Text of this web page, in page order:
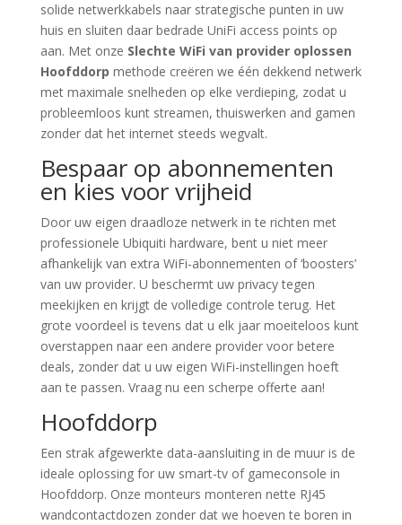
solide netwerkkabels naar strategische punten in uw
huis en sluiten daar bedrade UniFi access points op
aan. Met onze Slechte WiFi van provider oplossen
Hoofddorp methode creëren we één dekkend netwerk
met maximale snelheden op elke verdieping, zodat u
probleemloos kunt streamen, thuiswerken and gamen
zonder dat het internet steeds wegvalt.
Bespaar op abonnementen
en kies voor vrijheid
Door uw eigen draadloze netwerk in te richten met
professionele Ubiquiti hardware, bent u niet meer
afhankelijk van extra WiFi-abonnementen of ‘boosters’
van uw provider. U beschermt uw privacy tegen
meekijken en krijgt de volledige controle terug. Het
grote voordeel is tevens dat u elk jaar moeiteloos kunt
overstappen naar een andere provider voor betere
deals, zonder dat u uw eigen WiFi-instellingen hoeft
aan te passen. Vraag nu een scherpe offerte aan!
Hoofddorp
Een strak afgewerkte data-aansluiting in de muur is de
ideale oplossing for uw smart-tv of gameconsole in
Hoofddorp. Onze monteurs monteren nette RJ45
wandcontactdozen zonder dat we hoeven te boren in